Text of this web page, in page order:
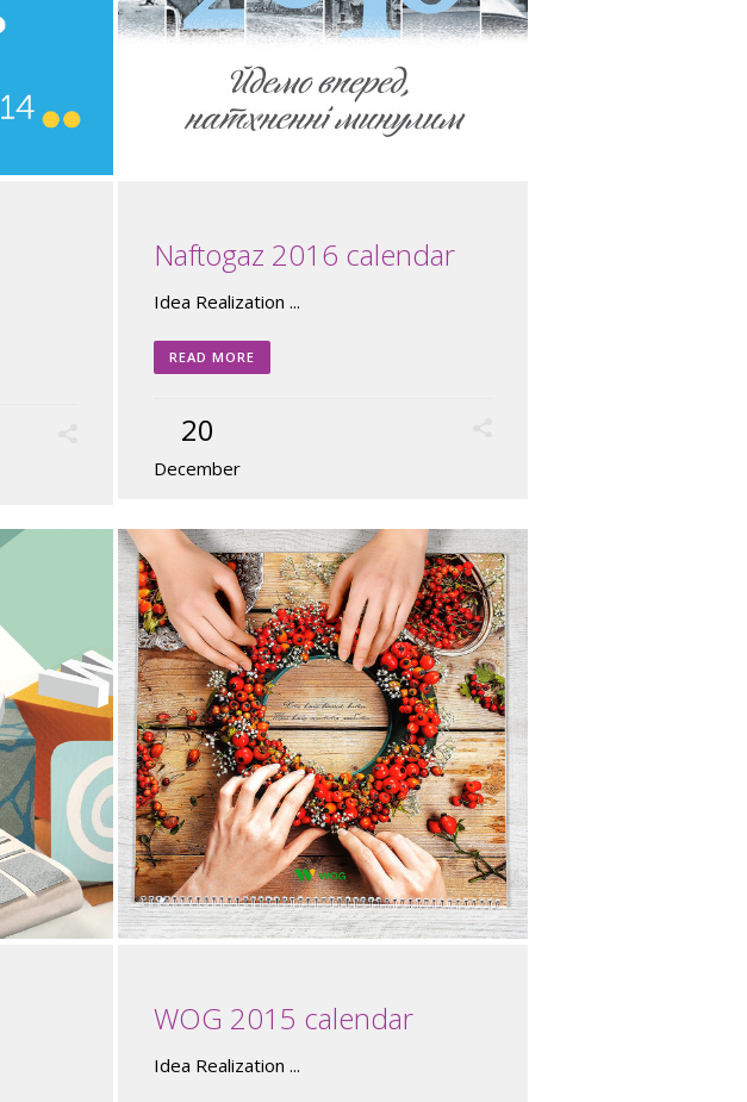
Naftogaz 2016 calendar
Idea Realization ...
READ MORE
20
December
WOG 2015 calendar
Idea Realization ...